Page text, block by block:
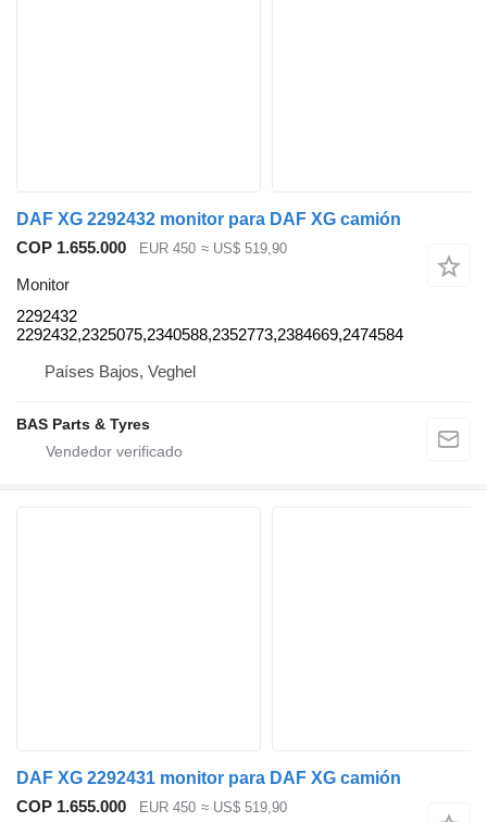
DAF XG 2292432 monitor para DAF XG camión
COP 1.655.000
EUR 450 ≈ US$ 519,90
Monitor
2292432
2292432,2325075,2340588,2352773,2384669,2474584
Países Bajos, Veghel
BAS Parts & Tyres
DAF XG 2292431 monitor para DAF XG camión
COP 1.655.000
EUR 450 ≈ US$ 519,90